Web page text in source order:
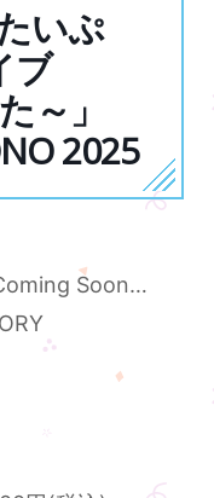
いぷ
ブ
～」
2025
Soon…